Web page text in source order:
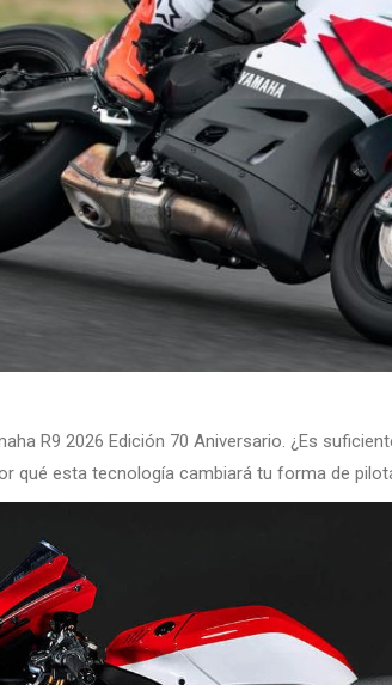
R9 2026 Edición 70 Aniversario. ¿Es
qué esta tecnología cambiará tu forma de